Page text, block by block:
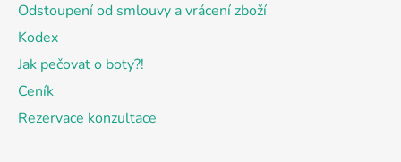
Odstoupení od smlouvy a vrácení zboží
Kodex
Jak pečovat o boty?!
Ceník
Rezervace konzultace